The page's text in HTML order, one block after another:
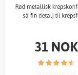
Rød metallisk
så fin detalj til
31 NOK